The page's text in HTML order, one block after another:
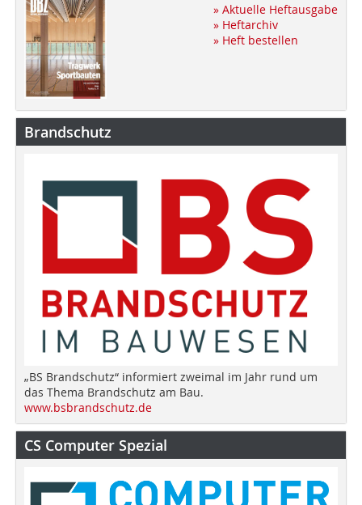
» Aktuelle Heftausgabe
» Heftarchiv
» Heft bestellen
Brandschutz
„BS Brandschutz“ informiert zweimal im Jahr rund um
das Thema Brandschutz am Bau.
www.bsbrandschutz.de
CS Computer Spezial